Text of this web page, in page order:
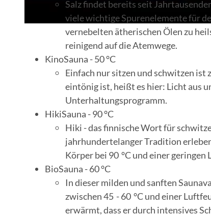
Salz findet bereits seit
viele wichtige Spurenelemente für
vernebelten ätherischen Ölen zu
reinigend auf die Atemwege.
KinoSauna - 50 °C
Einfach nur sitzen und schwitzen ist
eintönig ist, heißt es hier: Licht aus
Unterhaltungsprogramm.
HikiSauna - 90 °C
Hiki - das finnische Wort für
jahrhundertelanger Tradition
Körper bei 90 °C und einer
BioSauna - 60 °C
In dieser milden und sanften
zwischen 45 - 60 °C und einer
erwärmt, dass er durch intensives